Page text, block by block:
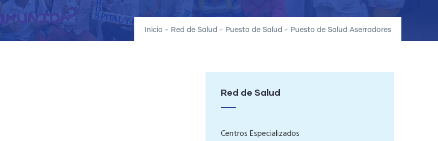
Inicio - Red de Salud - Puesto de Salud - Puesto de Salud Aserradores
Red de Salud
Centros Especializados